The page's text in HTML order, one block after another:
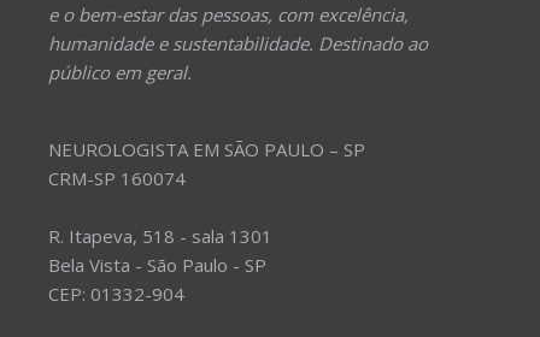
e o bem-estar das pessoas, com excelência,
humanidade e sustentabilidade. Destinado ao
público em geral.
NEUROLOGISTA EM SÃO PAULO – SP
CRM-SP 160074
R. Itapeva, 518 - sala 1301
Bela Vista - São Paulo - SP
CEP: 01332-904